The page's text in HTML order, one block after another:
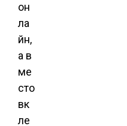
он
ла
йн,
а в
ме
сто
вк
ле